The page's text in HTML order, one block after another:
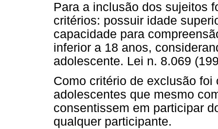
Para a inclusão dos sujeitos
critérios: possuir idade
capacidade para
inferior a 18 anos,
adolescente. Lei n. 8.069
Como critério de exclusão
adolescentes que mesmo
consentissem em participar
qualquer participante.